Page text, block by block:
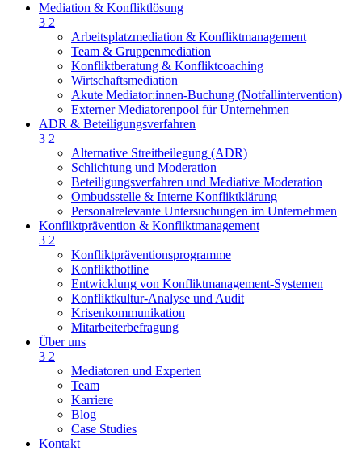
Mediation & Konfliktlösung
3 2
Arbeitsplatzmediation & Konfliktmanagement
Team & Gruppenmediation
Konfliktberatung & Konfliktcoaching
Wirtschaftsmediation
Akute Mediator:innen-Buchung (Notfallintervention)
Externer Mediatorenpool für Unternehmen
ADR & Beteiligungsverfahren
3 2
Alternative Streitbeilegung (ADR)
Schlichtung und Moderation
Beteiligungsverfahren und Mediative Moderation
Ombudsstelle & Interne Konfliktklärung
Personalrelevante Untersuchungen im Unternehmen
Konfliktprävention & Konfliktmanagement
3 2
Konfliktpräventionsprogramme
Konflikthotline
Entwicklung von Konfliktmanagement-Systemen
Konfliktkultur-Analyse und Audit
Krisenkommunikation
Mitarbeiterbefragung
Über uns
3 2
Mediatoren und Experten
Team
Karriere
Blog
Case Studies
Kontakt